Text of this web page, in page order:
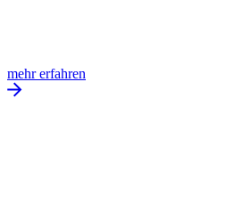
mehr erfahren